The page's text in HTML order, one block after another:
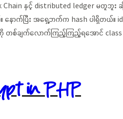
နှင့် distributed ledger မတူဘူ
နောက်ပြီး အရှေ့ဘက်က hash ပါရှိတယ်
ကို တစ်ချက်လောက်ကြည့်ကြည့်ရအောင်
in PHP